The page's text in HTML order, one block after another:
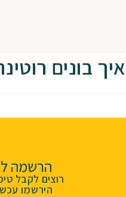
איך בונים
הרשמה
רוצים לקבל
הירשמו